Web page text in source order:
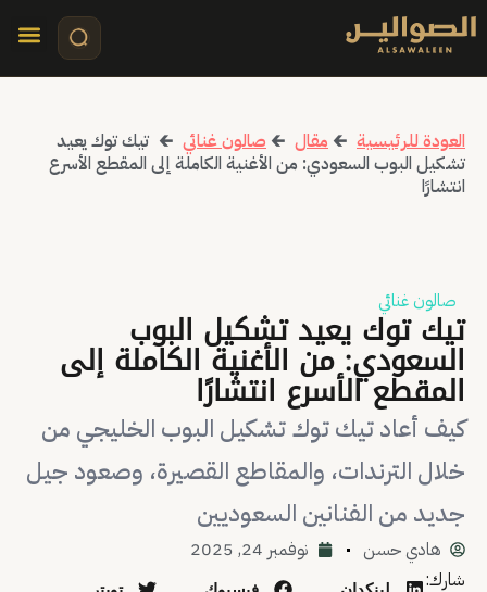
العودة للرئيسية 🡰 مقال 🡰 صالون غنائي 🡰 تيك توك يعيد
تشكيل البوب السعودي: من الأغنية الكاملة إلى المقطع الأسرع
انتشارًا
صالون غنائي
تيك توك يعيد تشكيل البوب
السعودي: من الأغنية الكاملة إلى
المقطع الأسرع انتشارًا
كيف أعاد تيك توك تشكيل البوب الخليجي من
خلال الترندات، والمقاطع القصيرة، وصعود جيل
جديد من الفنانين السعوديين
هادي حسن نوفمبر 24, 2025
شارك: